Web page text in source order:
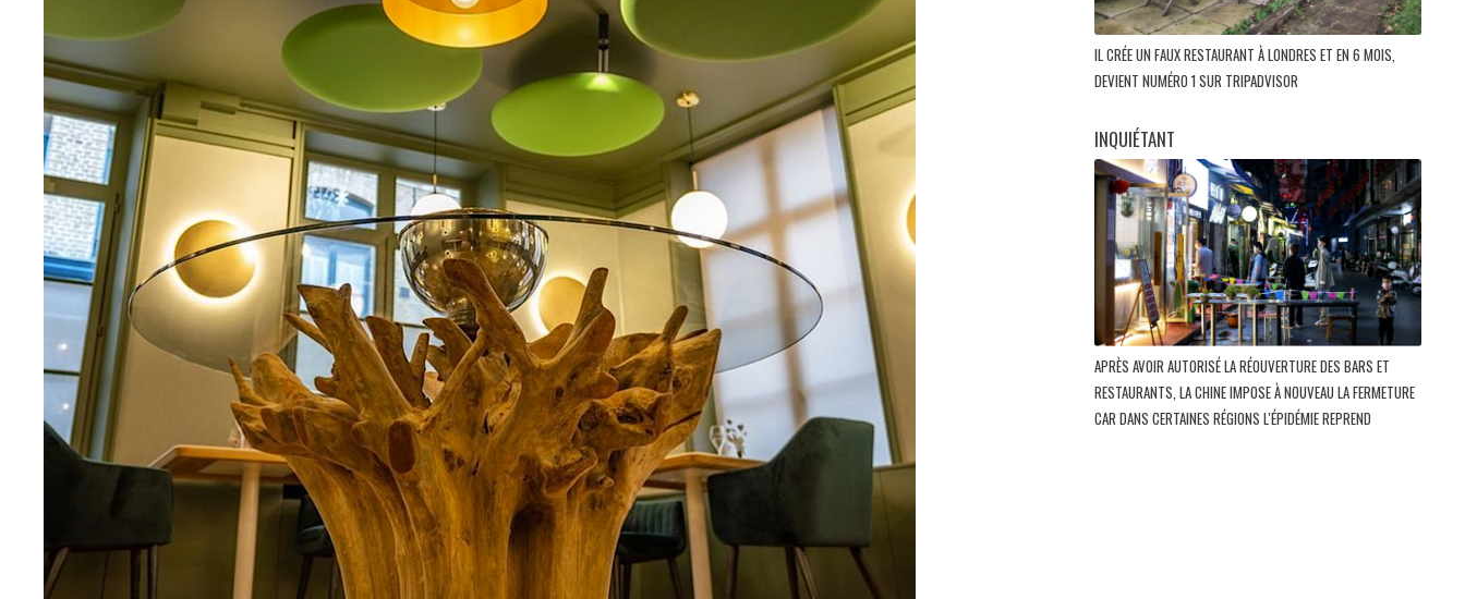
IL CRÉE UN FAUX RESTAURANT À LONDRES ET EN 6 MOIS,
DEVIENT NUMÉRO 1 SUR TRIPADVISOR
INQUIÉTANT
APRÈS AVOIR AUTORISÉ LA RÉOUVERTURE DES BARS ET
RESTAURANTS, LA CHINE IMPOSE À NOUVEAU LA FERMETURE
CAR DANS CERTAINES RÉGIONS L'ÉPIDÉMIE REPREND